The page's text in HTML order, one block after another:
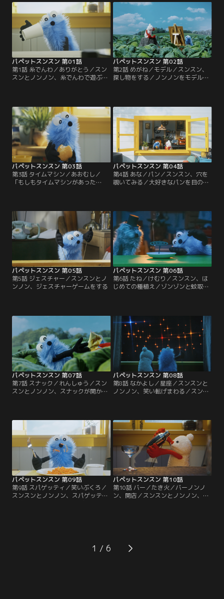
パペットスンスン 第01話
第1話 糸でんわ／ありがとう／スン
スンとノンノン、糸でんわで遊ぶ／
パペットスンスン 第02話
第2話 めがね／モデル／スンスン、
探し物をする／ノンノンをモデルに
パペットスンスン 第03話
第3話 タイムマシン／あおむし／
「もしもタイムマシンがあった
パペットスンスン 第04話
第4話 あな／パン／スンスン、穴を
覗いてみる／大好きなパンを目の前
パペットスンスン 第05話
第5話 ジェスチャー／スンスンとノ
ンノン、ジェスチャーゲームをする
パペットスンスン 第06話
第6話 たね／けむり／スンスン、は
じめての種植え／ゾンゾンと蚊取り
パペットスンスン 第07話
第7話 スナック／れんしゅう／スン
スンとノンノン、スナックが開かな
パペットスンスン 第08話
第8話 なかよし／星座／スンスンと
ノンノン、笑い転げまわる／スンス
パペットスンスン 第09話
第9話 スパゲッティ／笑いぶくろ／
スンスンとノンノン、スパゲッティ
パペットスンスン 第10話
第10話 バー／たき火／バーノンノ
ン、開店／スンスンとノンノン、た
1